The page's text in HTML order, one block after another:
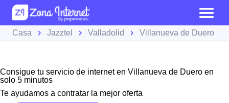
Casa Jazztel Valladolid Villanueva de Duero
Consigue tu servicio de internet en Villanueva de Duero en
solo 5 minutos
Te ayudamos a contratar la mejor oferta